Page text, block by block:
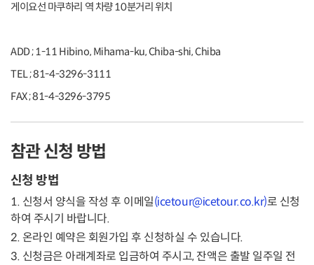
게이요선 마쿠하리 역 차량 10분거리 위치
ADD ;1-11 Hibino, Mihama-ku, Chiba-shi, Chiba
TEL ; 81-4-3296-3111
FAX ;81-4-3296-3795
참관 신청 방법
신청 방법
1. 신청서 양식을 작성 후 이메일(icetour@icetour.co.kr)로 신청
하여 주시기 바랍니다.
2. 온라인 예약은 회원가입 후 신청하실 수 있습니다.
3. 신청금은 아래계좌로 입금하여 주시고, 잔액은 출발 일주일 전